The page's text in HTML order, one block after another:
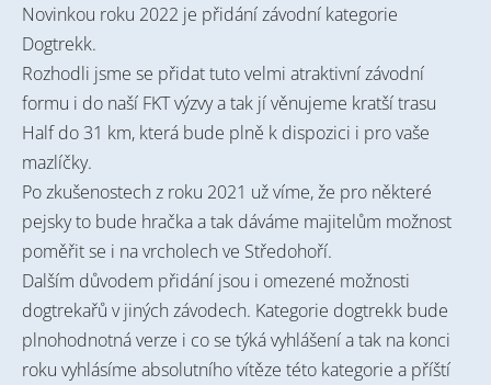
Novinkou roku 2022 je přidání závodní kategorie
Dogtrekk.
Rozhodli jsme se přidat tuto velmi atraktivní závodní
formu i do naší FKT výzvy a tak jí věnujeme kratší trasu
Half do 31 km, která bude plně k dispozici i pro vaše
mazlíčky.
Po zkušenostech z roku 2021 už víme, že pro některé
pejsky to bude hračka a tak dáváme majitelům možnost
poměřit se i na vrcholech ve Středohoří.
Dalším důvodem přidání jsou i omezené možnosti
dogtrekařů v jiných závodech. Kategorie dogtrekk bude
plnohodnotná verze i co se týká vyhlášení a tak na konci
roku vyhlásíme absolutního vítěze této kategorie a příští